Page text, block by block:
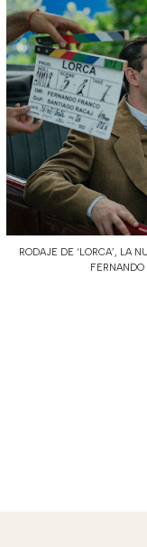
RODAJE DE ‘LORCA’, LA
FERNANDO